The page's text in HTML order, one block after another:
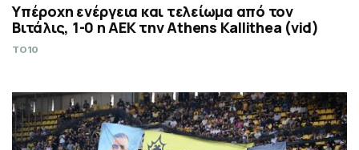
Υπέροχη ενέργεια και τελείωμα από τον
Βιτάλις, 1-0 η ΑΕΚ την Athens Kallithea (vid)
TO10